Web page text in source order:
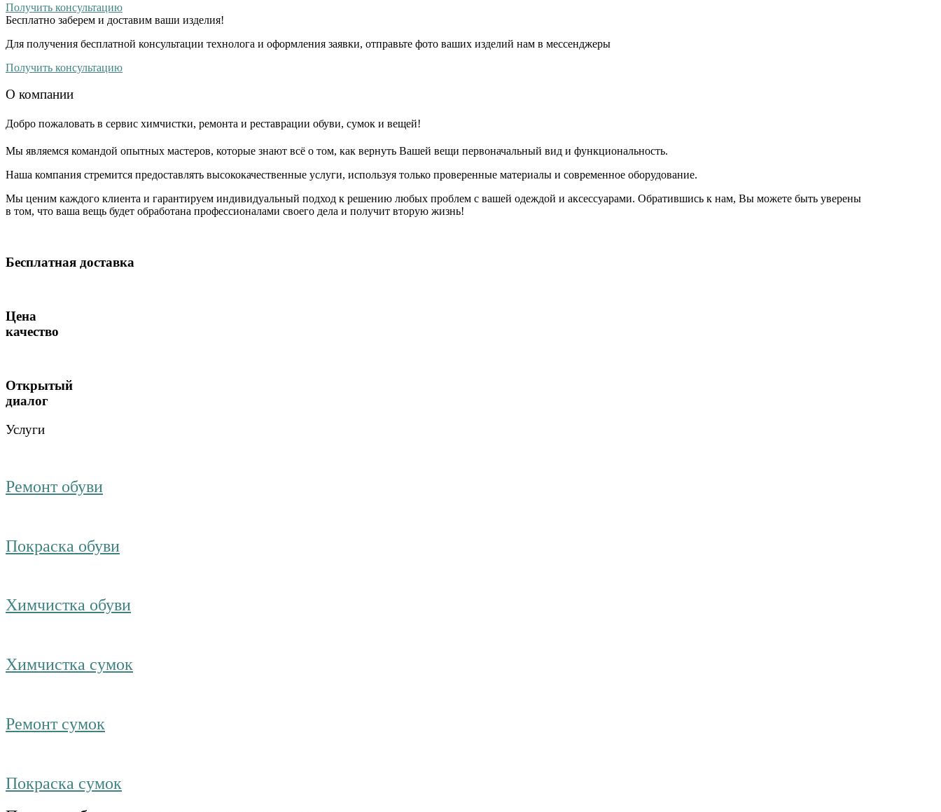
Получить консультацию
Бесплатно заберем и доставим ваши изделия!
Для получения бесплатной консультации технолога и оформления заявки, отправьте фото ваших изделий нам в мессенджеры
Получить консультацию
О компании
Добро пожаловать в сервис химчистки, ремонта и реставрации обуви, сумок и вещей!
Мы являемся командой опытных мастеров, которые знают всё о том, как вернуть Вашей вещи первоначальный вид и функциональность.
Наша компания стремится предоставлять высококачественные услуги, используя только проверенные материалы и современное оборудование.
Мы ценим каждого клиента и гарантируем индивидуальный подход к решению любых проблем с вашей одеждой и аксессуарами. Обратившись к нам, Вы можете быть уверены
в том, что ваша вещь будет обработана профессионалами своего дела и получит вторую жизнь!
Бесплатная доставка
Цена
качество
Открытый
диалог
Услуги
Ремонт обуви
Покраска обуви
Химчистка обуви
Химчистка сумок
Ремонт сумок
Покраска сумок